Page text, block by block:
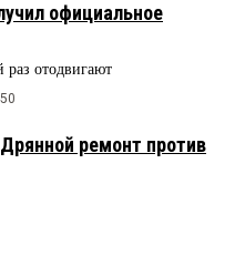
официальное
раз отодвигают
ремонт против